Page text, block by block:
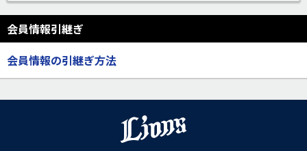
会員情報引継ぎ
会員情報の引継ぎ方法